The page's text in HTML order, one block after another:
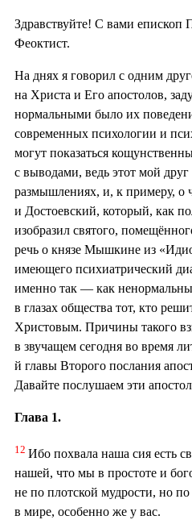
Здравствуйте! С вами епископ
Феоктист.
На днях я говорил с одним
на Христа и Его апостолов,
нормальными было их
современных психологии и
могут показаться
с выводами, ведь этот мой
размышлениях, и, к примеру, о
и Достоевский, который, как
изобразил святого,
речь о князе Мышкине из
имеющего психиатрический
именно так — как
в глазах общества тот, кто
Христовым. Причины такого
в звучащем сегодня во время
й главы Второго послания
Давайте послушаем эти
Глава 1.
12 Ибо похвала наша сия есть
нашей, что мы в простоте и
не по плотской мудрости, но
в мире, особенно же у вас.